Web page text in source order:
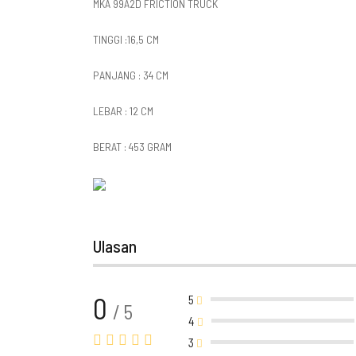
MKA 99A2D FRICTION TRUCK
TINGGI :16,5 CM
PANJANG : 34 CM
LEBAR : 12 CM
BERAT : 453 GRAM
Ulasan
0 / 5 5
4
3